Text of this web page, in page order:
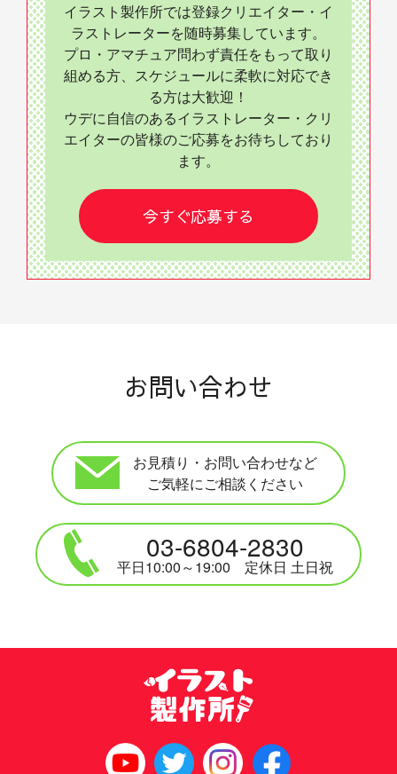
イラスト製作所では登録クリエイター・イ
ラストレーターを随時募集しています。
プロ・アマチュア問わず責任をもって取り
組める方、スケジュールに柔軟に対応でき
る方は大歓迎！
ウデに自信のあるイラストレーター・クリ
エイターの皆様のご応募をお待ちしており
ます。
今すぐ応募する
お問い合わせ
お見積り・お問い合わせなど
ご気軽にご相談ください
03-6804-2830
平日10:00～19:00 定休日 土日祝